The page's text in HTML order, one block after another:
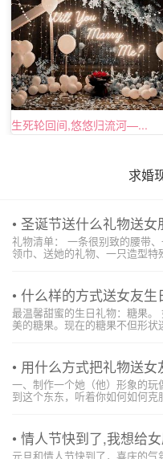
生死轮回间,悠悠归流河—...
求婚
• 圣诞节送什么礼物送
礼物清单： 一条很别致的腰带、一只很特殊的钢笔、一条印花很雅致的
领巾、送她的礼物、一只造型
领带、一个小牛皮...
最温馨甜蜜的生日礼物：糖果
美的糖果。现在的糖果不但形
所好。特别对于喜欢精致...
• 用什么方式把礼物送
一、制作一个她（他）形象的
到这个东东，听着你如何如何
剔。而且，睡衣是贴...
元旦和情人节快到了，喜庆的